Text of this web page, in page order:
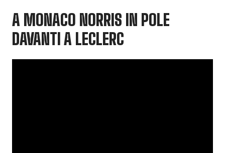
A MONACO NORRIS IN POLE
DAVANTI A LECLERC